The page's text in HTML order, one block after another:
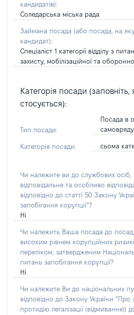
кандидатів):
Соледарська міська рада
Займана посада (або посада, на
кандидат):
Спеціаліст 1 категорії відділу з
захисту, мобілізаційної та
Категорія посади
стосується):
Тип посади:
Посада в
Категорія посади: сьома
Чи належите ви до службових осіб,
відповідальне та особливо
відповідно до статті 50 Закону
запобігання корупції”?
Ні
Чи належить Ваша посада до
високим рівнем корупційних
переліком, затвердженим
питань запобігання корупції?
Ні
Чи належите Ви до національних
відповідно до Закону України “Про
протидію легалізації (відмиванню)